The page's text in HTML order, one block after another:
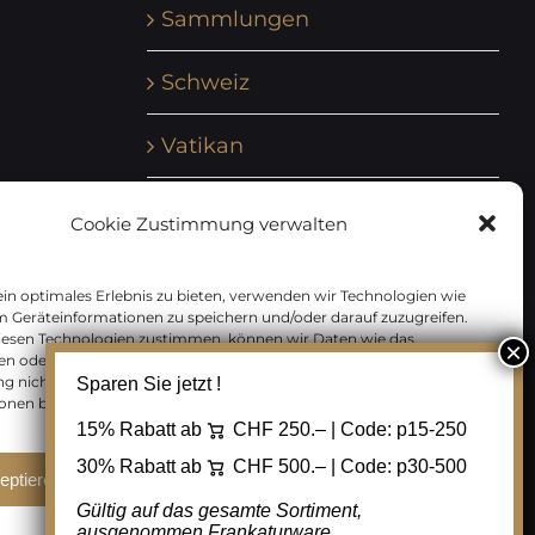
Cookie Zustimmung verwalten
optimales Erlebnis zu bieten, verwenden wir Technologien wie
Geräteinformationen zu speichern und/oder darauf zuzugreifen.
Technologien zustimmen, können wir Daten wie das
oder eindeutige IDs auf dieser Website verarbeiten. Wenn Sie Ihre
nicht erteilen oder zurückziehen, können bestimmte Merkmale
beeinträchtigt werden.
Ablehnen Cookie Einstellungen
Sammlungen
Schweiz
Vatikan
Zensurbelege Österreich
Zensurbelege Schweiz
Sparen Sie jetzt !
15% Rabatt ab CHF 250.– | Code: p15-250
30% Rabatt ab
CHF 500.– | Code: p30-500
Gültig auf das gesamte Sortiment,